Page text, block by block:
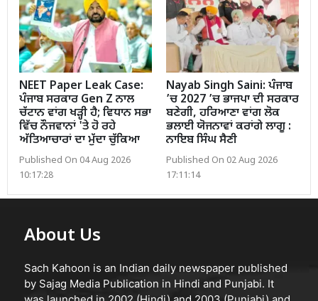
NEET Paper Leak Case:
ਪੰਜਾਬ ਸਰਕਾਰ Gen Z ਨਾਲ
ਚੱਟਾਨ ਵਾਂਗ ਖੜ੍ਹੀ ਹੈ; ਵਿਧਾਨ ਸਭਾ
ਵਿੱਚ ਨੌਜਵਾਨਾਂ 'ਤੇ ਹੋ ਰਹੇ
ਅੱਤਿਆਚਾਰਾਂ ਦਾ ਮੁੱਦਾ ਚੁੱਕਿਆ
Published On 04 Aug 2026
10:17:28
Nayab Singh Saini: ਪੰਜਾਬ
’ਚ 2027 ’ਚ ਭਾਜਪਾ ਦੀ ਸਰਕਾਰ
ਬਣੇਗੀ, ਹਰਿਆਣਾ ਵਾਂਗ ਲੋਕ
ਭਲਾਈ ਯੋਜਨਾਵਾਂ ਕਰਾਂਗੇ ਲਾਗੂ :
ਨਾਇਬ ਸਿੰਘ ਸੈਣੀ
Published On 02 Aug 2026
17:11:14
About Us
Sach Kahoon is an Indian daily newspaper published
by Sajag Media Publication in Hindi and Punjabi. It